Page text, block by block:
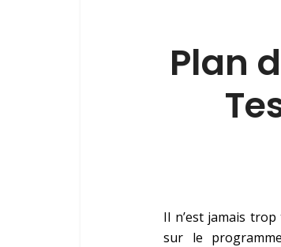
Plan
Il n’est jamais
sur le